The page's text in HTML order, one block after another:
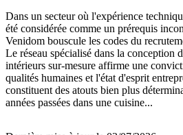
Dans un secteur où l'expérience
été considérée comme un prérequis
Venidom bouscule les codes du
Le réseau spécialisé dans la conception
intérieurs sur-mesure affirme une
qualités humaines et l'état d'esprit
constituent des atouts bien plus
années passées dans une cuisine...